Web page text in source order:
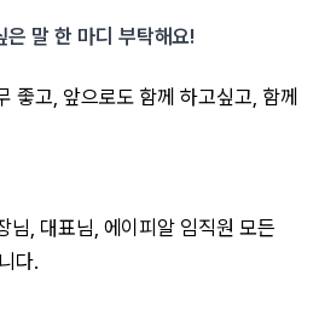
은 말 한 마디 부탁해요!
좋고, 앞으로도 함께 하고싶고, 함께
님, 대표님, 에이피알 임직원 모든
다.